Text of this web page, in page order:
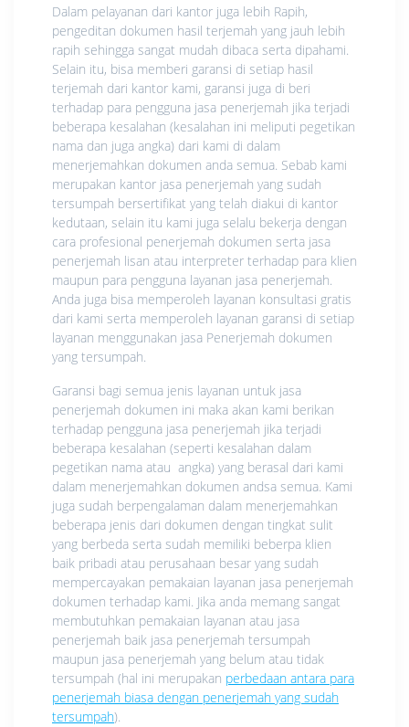
Dalam pelayanan dari kantor juga lebih Rapih,
pengeditan dokumen hasil terjemah yang jauh lebih
rapih sehingga sangat mudah dibaca serta dipahami.
Selain itu, bisa memberi garansi di setiap hasil
terjemah dari kantor kami, garansi juga di beri
terhadap para pengguna jasa penerjemah jika terjadi
beberapa kesalahan (kesalahan ini meliputi pegetikan
nama dan juga angka) dari kami di dalam
menerjemahkan dokumen anda semua. Sebab kami
merupakan kantor jasa penerjemah yang sudah
tersumpah bersertifikat yang telah diakui di kantor
kedutaan, selain itu kami juga selalu bekerja dengan
cara profesional penerjemah dokumen serta jasa
penerjemah lisan atau interpreter terhadap para klien
maupun para pengguna layanan jasa penerjemah.
Anda juga bisa memperoleh layanan konsultasi gratis
dari kami serta memperoleh layanan garansi di setiap
layanan menggunakan jasa Penerjemah dokumen
yang tersumpah.
Garansi bagi semua jenis layanan untuk jasa
penerjemah dokumen ini maka akan kami berikan
terhadap pengguna jasa penerjemah jika terjadi
beberapa kesalahan (seperti kesalahan dalam
pegetikan nama atau angka) yang berasal dari kami
dalam menerjemahkan dokumen andsa semua. Kami
juga sudah berpengalaman dalam menerjemahkan
beberapa jenis dari dokumen dengan tingkat sulit
yang berbeda serta sudah memiliki beberpa klien
baik pribadi atau perusahaan besar yang sudah
mempercayakan pemakaian layanan jasa penerjemah
dokumen terhadap kami. Jika anda memang sangat
membutuhkan pemakaian layanan atau jasa
penerjemah baik jasa penerjemah tersumpah
maupun jasa penerjemah yang belum atau tidak
tersumpah (hal ini merupakan perbedaan antara para
penerjemah biasa dengan penerjemah yang sudah
tersumpah).